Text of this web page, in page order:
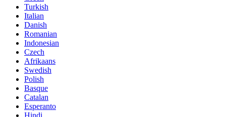
Turkish
Italian
Danish
Romanian
Indonesian
Czech
Afrikaans
Swedish
Polish
Basque
Catalan
Esperanto
Hindi